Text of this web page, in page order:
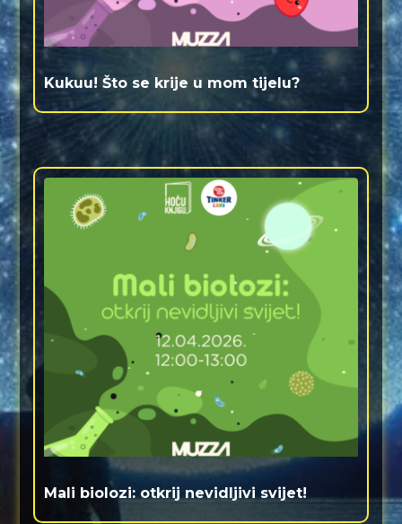
Kukuu! Što se krije u mom tijelu?
Mali biolozi: otkrij nevidljivi svijet!